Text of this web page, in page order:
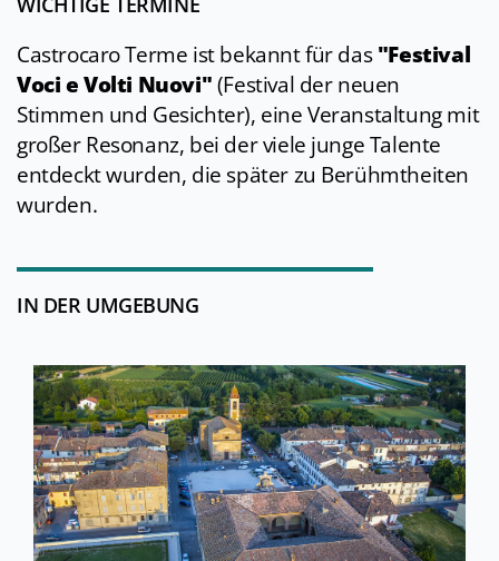
Castrocaro Terme ist bekannt für das"Festival
Voci e Volti Nuovi"(Festival der neuen
Stimmen und Gesichter), eine Veranstaltung mit
großer Resonanz, bei der viele junge Talente
entdeckt wurden, die später zu Berühmtheiten
wurden.
IN DER UMGEBUNG